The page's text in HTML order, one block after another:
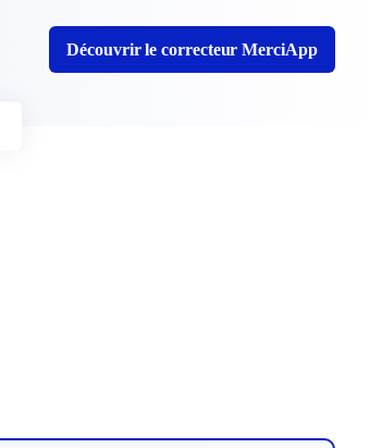
Découvrir le correcteur MerciApp